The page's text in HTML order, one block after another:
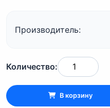
Производитель:
Количество:
В корзину